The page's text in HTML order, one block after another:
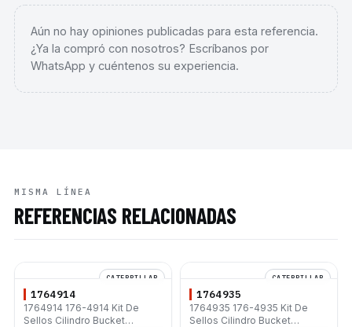
Aún no hay opiniones publicadas para esta referencia.
¿Ya la compró con nosotros? Escríbanos por
WhatsApp y cuéntenos su experiencia.
MISMA LÍNEA
REFERENCIAS RELACIONADAS
CATERPILLAR
1764914
1764914 176-4914 Kit De
Sellos Cilindro Bucket
CATERPILLAR
1764935
1764935 176-4935 Kit De
Sellos Cilindro Bucket